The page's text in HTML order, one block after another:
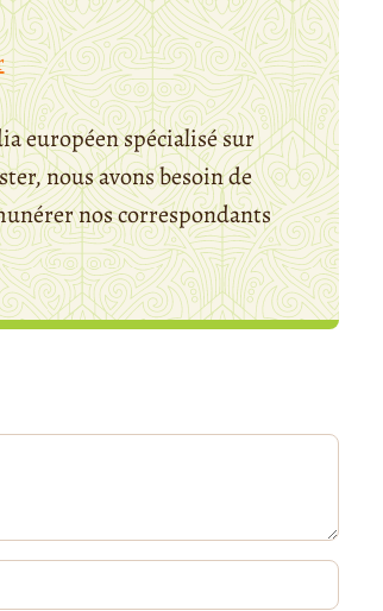
européen spécialisé sur
nous avons besoin de
nos correspondants